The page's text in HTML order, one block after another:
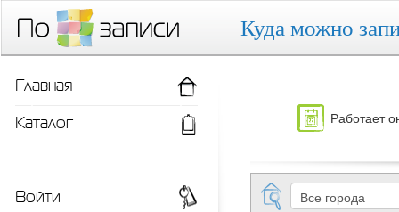
Куда можно
Работает
Главная
Каталог
Войти